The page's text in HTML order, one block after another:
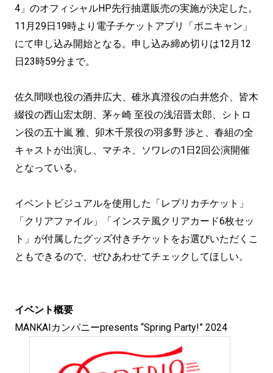
4」のオフィシャルHP先行抽選販売の実施が決定した。
11月29日19時より電子チケットアプリ「ポニキャン」
にて申し込み開始となる。申し込み締め切りは12月12
日23時59分まで。
佐久間咲也役の酒井広大、碓氷真澄役の白井悠介、皆木
綴役の西山宏太朗、茅ヶ崎 至役の浅沼晋太郎、シトロ
ン役の五十嵐 雅、卯木千景役の羽多野 渉と、春組の全
キャストが出演し、マチネ、ソワレの1日2回公演開催
となっている。
イベントビジュアルを使用した「レプリカチケット」
「クリアファイル」「インステ風クリアカード6枚セッ
ト」が付属したグッズ付きチケットをお選びいただくこ
ともできるので、ぜひあわせてチェックしてほしい。
イベント概要
MANKAIカンパニーpresents “Spring Party!” 2024